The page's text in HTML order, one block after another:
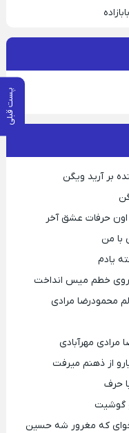
پست قبلی
بر آرید ویگن
اون حرفات عشق آخر
با من
یادم
روی خطم میس انداخت
محمودرضا مرادی
مرادی مهرآبادی
از ذهنم میرفت
حرف
گوشیت
که مغرور شه حسین